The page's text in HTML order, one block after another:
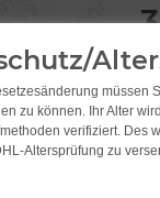
müssen
zu können. Ihr Alter
verifiziert. Des
Altersprüfung zu